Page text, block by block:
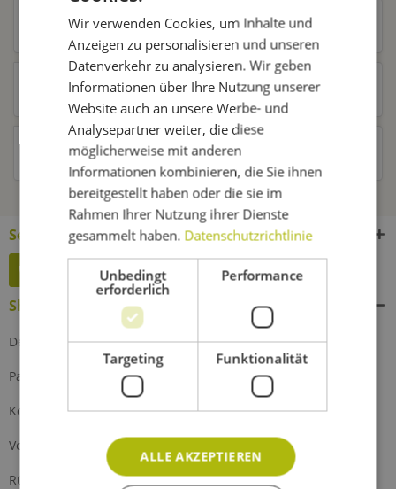
Ähnliche Artikel
Kunden kauften auch
Kunden haben sich ebenfalls angesehen
Service Hotline
Widerruf erklären
Shop Service
Defektes Produkt
Partnerprogramm
Kontakt
Versand und Zahlung
Rückgabe
Wir verwenden Cookies, um Inhalte und
Anzeigen zu personalisieren und unseren
Datenverkehr zu analysieren. Wir geben
Informationen über Ihre Nutzung unserer
Website auch an unsere Werbe- und
Analysepartner weiter, die diese
möglicherweise mit anderen
Informationen kombinieren, die Sie ihnen
bereitgestellt haben oder die sie im
Rahmen Ihrer Nutzung ihrer Dienste
gesammelt haben. Datenschutzrichtlinie
Unbedingt
erforderlich
Performance
Targeting Funktionalität
ALLE AKZEPTIEREN